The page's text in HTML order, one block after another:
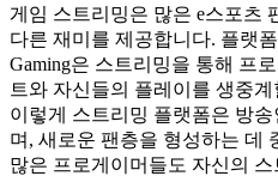
게임 스트리밍은 많은 e스포츠
다른 재미를 제공합니다. 플랫
Gaming은 스트리밍을 통해 프
트와 자신들의 플레이를 생중
이렇게 스트리밍 플랫폼은 방
며, 새로운 팬층을 형성하는 데
많은 프로게이머들도 자신의